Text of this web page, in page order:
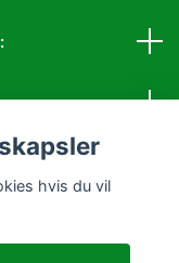
hvis du vil